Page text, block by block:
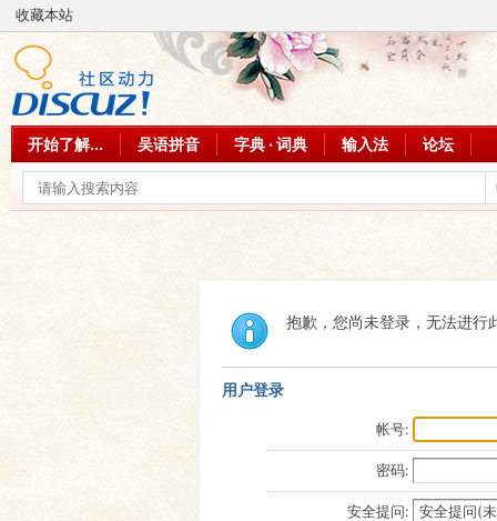
收藏本站
开始了解... 吴语拼音 字典 · 词典 输入法 论坛
抱歉，您尚未登录，无法进行
用户登录
帐号:
密码:
安全提问: